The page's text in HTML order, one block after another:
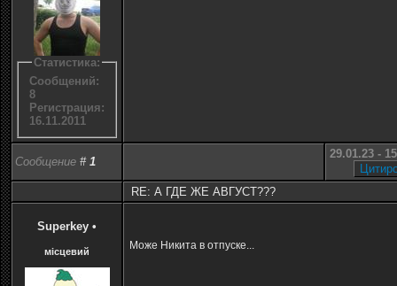
Статистика:
Сообщений:
8
Регистрация:
16.11.2011
Сообщение # 1
29.01.23 -
RE: А ГДЕ ЖЕ АВГУСТ???
Superkey •
місцевий Може Никита в отпуске...